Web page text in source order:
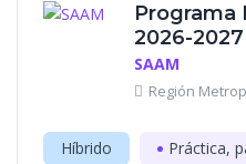
Programa
2026-2027
SAAM
Región
Híbrido Práctica,